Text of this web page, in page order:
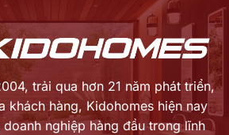
trải qua hơn 21 năm phát triển,
khách hàng, Kidohomes hiện nay
nghiệp hàng đầu trong lĩnh